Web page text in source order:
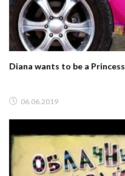
Diana wants to be a Princess
06.06.2019